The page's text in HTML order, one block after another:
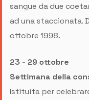
sangue da due
ad una staccionata.
ottobre 1998.
23 - 29 ottobre
Settimana della
Istituita per